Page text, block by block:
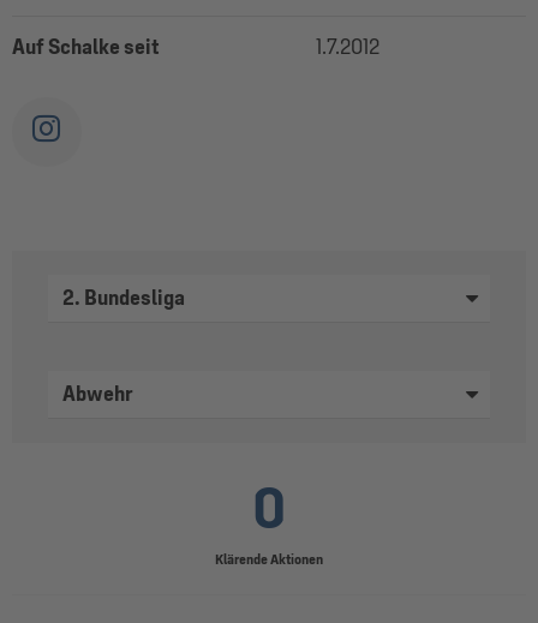
Auf Schalke seit 1.7.2012
2. Bundesliga
Abwehr
Klärende Aktionen
0